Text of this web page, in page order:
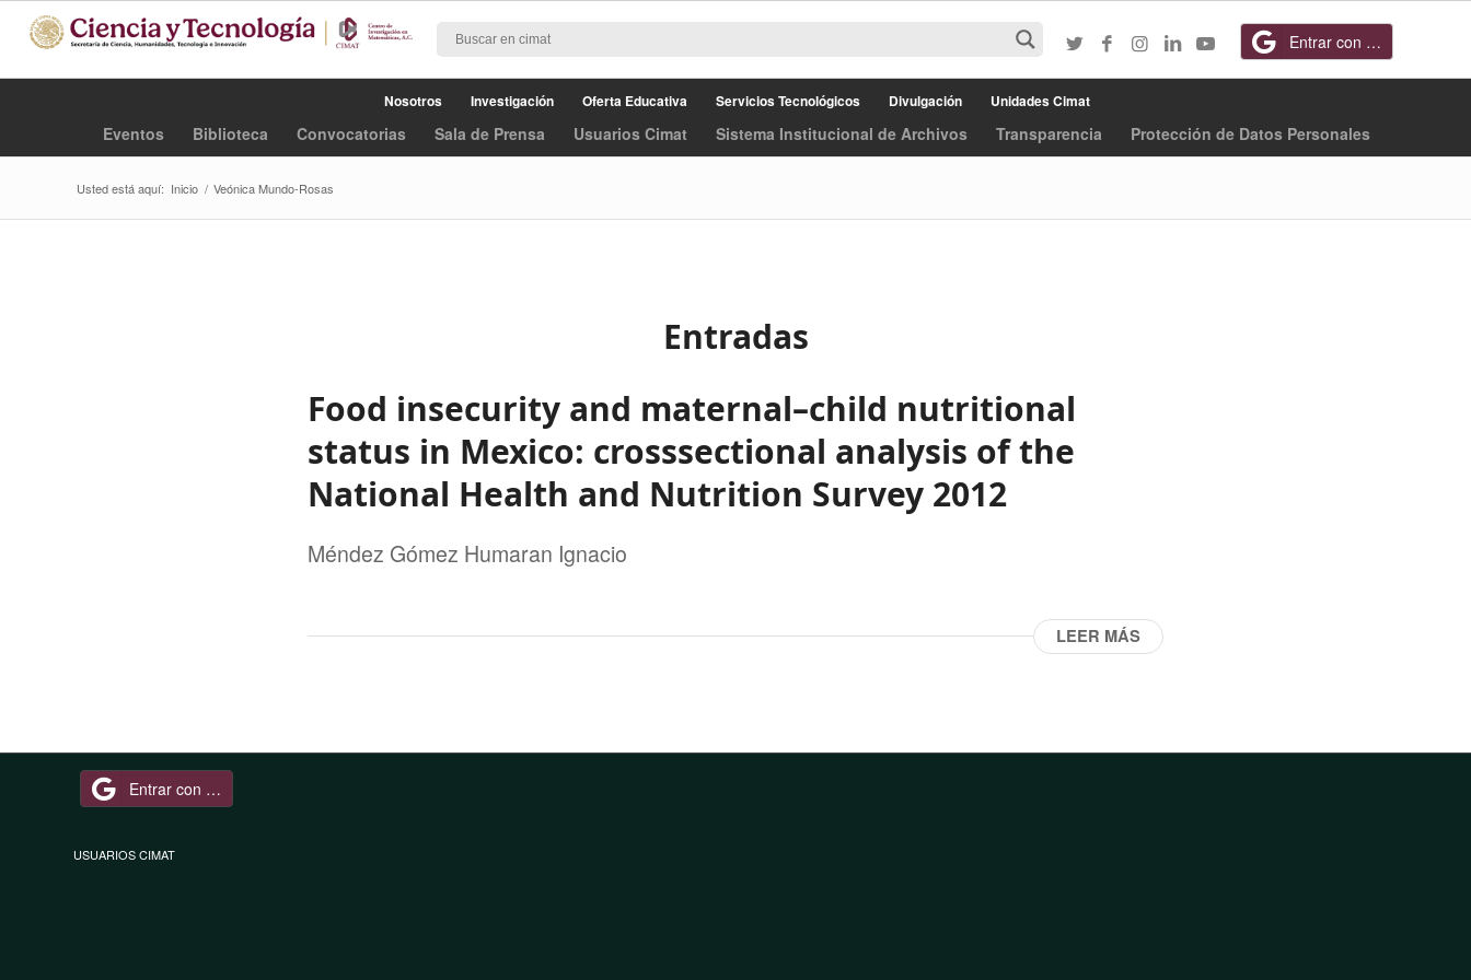
Entrar con Google
Nosotros Investigación Oferta Educativa Servicios Tecnológicos Divulgación Unidades Cimat
Eventos Biblioteca Convocatorias Sala de Prensa Usuarios Cimat Sistema Institucional de Archivos Transparencia Protección de Datos Personales
Usted está aquí: Inicio / Veónica Mundo-Rosas
Entradas
Food insecurity and maternal–child nutritional
status in Mexico: crosssectional analysis of the
National Health and Nutrition Survey 2012
Méndez Gómez Humaran Ignacio
LEER MÁS
Entrar con Google
USUARIOS CIMAT